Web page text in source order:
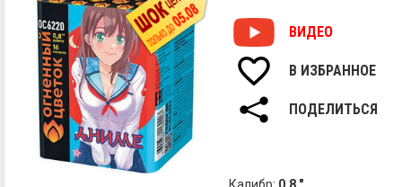
ВИДЕО
В ИЗБРАННОЕ
ПОДЕЛИТЬСЯ